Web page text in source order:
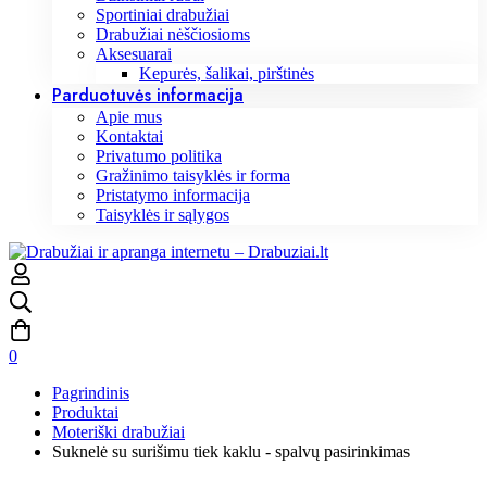
Sportiniai drabužiai
Drabužiai nėščiosioms
Aksesuarai
Kepurės, šalikai, pirštinės
Parduotuvės informacija
Apie mus
Kontaktai
Privatumo politika
Gražinimo taisyklės ir forma
Pristatymo informacija
Taisyklės ir sąlygos
0
Pagrindinis
Produktai
Moteriški drabužiai
Suknelė su surišimu tiek kaklu - spalvų pasirinkimas